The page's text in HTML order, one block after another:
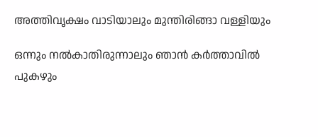
അത്തിവൃക്ഷം വാടിയാലും മുന്തിരിങ്ങാ വള്ളിയും
ഒന്നും നൽകാതിരുന്നാലും ഞാൻ കർത്താവിൽ
പുകഴും